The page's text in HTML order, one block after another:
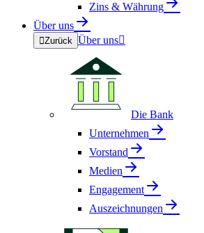
Zins & Währung
Über uns
Zurück Über uns
Die Bank
Unternehmen
Vorstand
Medien
Engagement
Auszeichnungen